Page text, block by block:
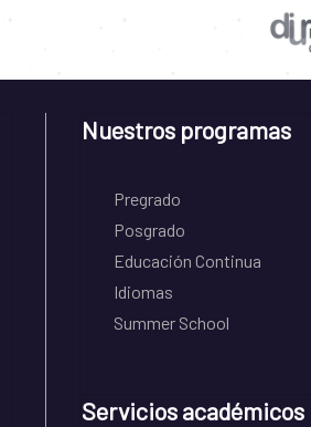
Nuestros programas
Pregrado
Posgrado
Educación Continua
Idiomas
Summer School
Servicios académicos